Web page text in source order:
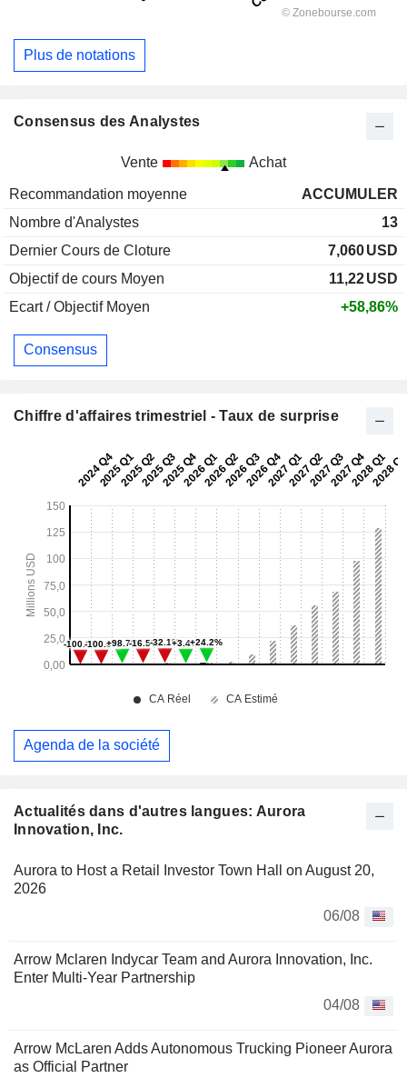
Actualités dans d'autres langues: Aurora
Innovation, Inc.
Aurora to Host a Retail Investor Town Hall on August 20,
2026
06/08
Arrow Mclaren Indycar Team and Aurora Innovation, Inc.
Enter Multi-Year Partnership
04/08
Arrow McLaren Adds Autonomous Trucking Pioneer Aurora
as Official Partner
Plus de notations
Consensus des Analystes
Vente Achat
Recommandation moyenne
ACCUMULER
Nombre d'Analystes
13
Dernier Cours de Cloture
7,060USD
Objectif de cours Moyen
11,22USD
Ecart / Objectif Moyen
+58,86%
Consensus
Chiffre d'affaires trimestriel - Taux de surprise
Agenda de la société